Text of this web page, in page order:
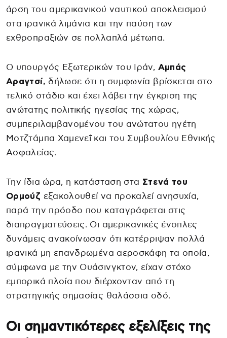
άρση του αμερικανικού ναυτικού αποκλεισμού
στα ιρανικά λιμάνια και την παύση των
εχθροπραξιών σε πολλαπλά μέτωπα.
Ο υπουργός Εξωτερικών του Ιράν, Αμπάς
Αραγτσί, δήλωσε ότι η συμφωνία βρίσκεται στο
τελικό στάδιο και έχει λάβει την έγκριση της
ανώτατης πολιτικής ηγεσίας της χώρας,
συμπεριλαμβανομένου του ανώτατου ηγέτη
Μοτζτάμπα Χαμενεΐ και του Συμβουλίου Εθνικής
Ασφαλείας.
Την ίδια ώρα, η κατάσταση στα Στενά του
Ορμούζ εξακολουθεί να προκαλεί ανησυχία,
παρά την πρόοδο που καταγράφεται στις
διαπραγματεύσεις. Οι αμερικανικές ένοπλες
δυνάμεις ανακοίνωσαν ότι κατέρριψαν πολλά
ιρανικά μη επανδρωμένα αεροσκάφη τα οποία,
σύμφωνα με την Ουάσινγκτον, είχαν στόχο
εμπορικά πλοία που διέρχονταν από τη
στρατηγικής σημασίας θαλάσσια οδό.
Οι σημαντικότερες εξελίξεις της